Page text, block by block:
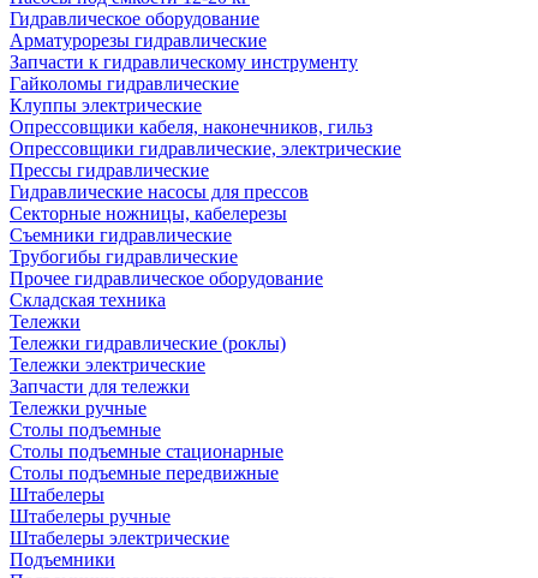
Гидравлическое оборудование
Арматурорезы гидравлические
Запчасти к гидравлическому инструменту
Гайколомы гидравлические
Клуппы электрические
Опрессовщики кабеля, наконечников, гильз
Опрессовщики гидравлические, электрические
Прессы гидравлические
Гидравлические насосы для прессов
Секторные ножницы, кабелерезы
Съемники гидравлические
Трубогибы гидравлические
Прочее гидравлическое оборудование
Складская техника
Тележки
Тележки гидравлические (роклы)
Тележки электрические
Запчасти для тележки
Тележки ручные
Столы подъемные
Столы подъемные стационарные
Столы подъемные передвижные
Штабелеры
Штабелеры ручные
Штабелеры электрические
Подъемники